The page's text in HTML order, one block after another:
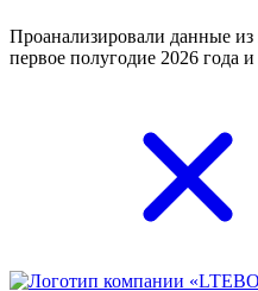
Проанализировали данные из
первое полугодие 2026 года